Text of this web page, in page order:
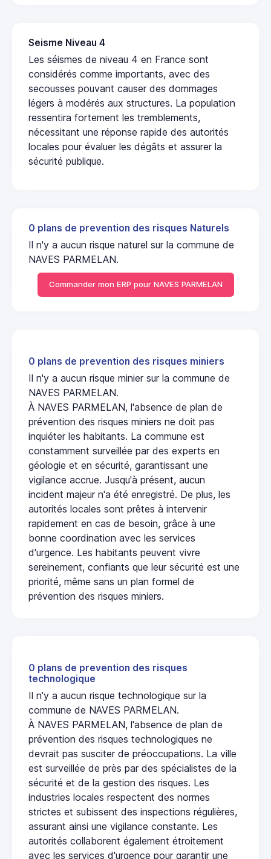
Seisme Niveau 4
Les séismes de niveau 4 en France sont
considérés comme importants, avec des
secousses pouvant causer des dommages
légers à modérés aux structures. La population
ressentira fortement les tremblements,
nécessitant une réponse rapide des autorités
locales pour évaluer les dégâts et assurer la
sécurité publique.
0 plans de prevention des risques Naturels
Il n'y a aucun risque naturel sur la commune de
NAVES PARMELAN.
Commander mon ERP pour NAVES PARMELAN
0 plans de prevention des risques miniers
Il n'y a aucun risque minier sur la commune de
NAVES PARMELAN.
À NAVES PARMELAN, l'absence de plan de
prévention des risques miniers ne doit pas
inquiéter les habitants. La commune est
constamment surveillée par des experts en
géologie et en sécurité, garantissant une
vigilance accrue. Jusqu'à présent, aucun
incident majeur n'a été enregistré. De plus, les
autorités locales sont prêtes à intervenir
rapidement en cas de besoin, grâce à une
bonne coordination avec les services
d'urgence. Les habitants peuvent vivre
sereinement, confiants que leur sécurité est une
priorité, même sans un plan formel de
prévention des risques miniers.
0 plans de prevention des risques
technologique
Il n'y a aucun risque technologique sur la
commune de NAVES PARMELAN.
À NAVES PARMELAN, l'absence de plan de
prévention des risques technologiques ne
devrait pas susciter de préoccupations. La ville
est surveillée de près par des spécialistes de la
sécurité et de la gestion des risques. Les
industries locales respectent des normes
strictes et subissent des inspections régulières,
assurant ainsi une vigilance constante. Les
autorités collaborent également étroitement
avec les services d'urgence pour garantir une